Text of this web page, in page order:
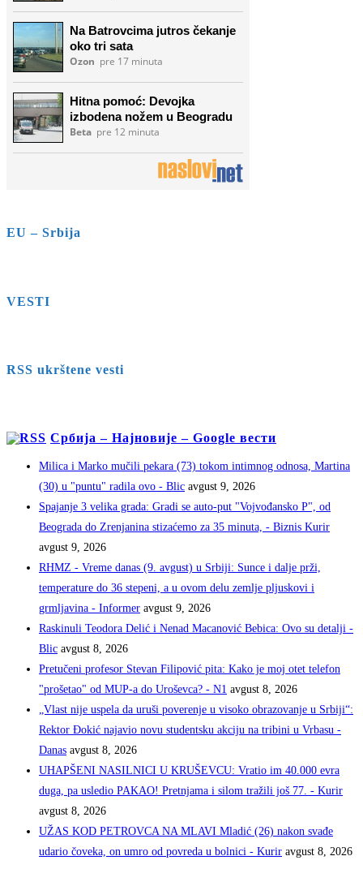
EU – Srbija
VESTI
RSS ukrštene vesti
Србија – Најновије – Google вести
Milica i Marko mučili pekara (73) tokom intimnog odnosa, Martina
(30) u "puntu" radila ovo - Blic avgust 9, 2026
Spajanje 3 velika grada: Gradi se auto-put "Vojvođansko P", od
Beograda do Zrenjanina stizaćemo za 35 minuta, - Biznis Kurir
avgust 9, 2026
RHMZ - Vreme danas (9. avgust) u Srbiji: Sunce i dalje prži,
temperature do 36 stepeni, a u ovom delu zemlje pljuskovi i
grmljavina - Informer avgust 9, 2026
Raskinuli Teodora Delić i Nenad Macanović Bebica: Ovo su detalji -
Blic avgust 8, 2026
Pretučeni profesor Stevan Filipović pita: Kako je moj otet telefon
"prošetao" od MUP-a do Uroševca? - N1 avgust 8, 2026
„Vlast nije uspela da uruši poverenje u visoko obrazovanje u Srbiji“:
Rektor Đokić najavio novu studentsku akciju na tribini u Vrbasu -
Danas avgust 8, 2026
UHAPŠENI NASILNICI U KRUŠEVCU: Vratio im 40.000 evra
duga, pa usledio PAKAO! Pretnjama i silom tražili još 77. - Kurir
avgust 8, 2026
UŽAS KOD PETROVCA NA MLAVI Mladić (26) nakon svađe
udario čoveka, on umro od povreda u bolnici - Kurir avgust 8, 2026